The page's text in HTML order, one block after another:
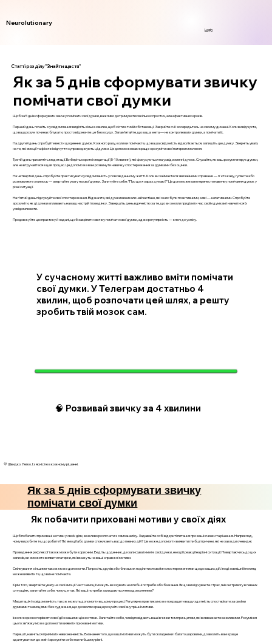
Neurolutionary
Login
Статті розділу "Знайти щастя"
Як за 5 днів сформувати звичку
помічати свої думки
Щоб за 5 днів сформувати звичку помічати свої думки, важливо дотримуватися кількох простих, але ефективних кроків.
Перший день почніть з усвідомлення: виділіть кілька хвилин, щоб сісти в тихій обстановці. Закрийте очі і зосередьтесь на своєму диханні. Коли ви відчуєте,
що ваш розум починає блукати, просто відзначте це без осуду. Запам’ятайте, що ваша мета — не контролювати думки, а помічати їх.
На другий день спробуйте вести щоденник думок. Кожного разу, коли ви помічаєте, що ваша свідомість відволікається, запишіть цю думку. Зверніть увагу
на те, які емоції та фізичні відчуття супроводжують ці думки. Це допоможе вам краще зрозуміти свої патерни мислення.
Третій день присвятіть медитації. Виберіть короткі медитації (5-10 хвилин), які фокусуються на усвідомленні думок. Слухайте, як ваш розум генерує думки,
але не втручайтеся в цей процес. Це допоможе вам розвинути навичку спостереження за думками без оцінки.
На четвертий день спробуйте практикувати усвідомленість у повсякденному житті. Коли ви займаєтеся звичайними справами — п'єте каву, гуляєте або
розмовляєте з кимось — звертайте увагу на свої думки. Запитуйте себе: "Про що я зараз думаю?" Це допоможе вам перенести навичку помічання думок у
різні ситуації.
На п’ятий день підсумуйте свої спостереження. Відзначте, які думки виникали найчастіше, які з них були позитивними, а які — негативними. Спробуйте
зрозуміти, як ці думки впливають на ваш настрій і поведінку. Завершіть день вдячністю за те, що ви змогли приділити час своїм думкам і навчитися їх
усвідомлювати.
Продовжуйте цю практику й надалі, щоб закріпити звичку помічати свої думки, адже регулярність — ключ до успіху.
У сучасному житті важливо вміти помічати
свої думки. У Телеграм достатньо 4
хвилин, щоб розпочати цей шлях, а решту
зробить твій мозок сам.
🧠 Розвивай звичку за 4 хвилини
💛 Швидко. Легко. І з ясністю в кожному рішенні.
Як за 5 днів сформувати звичку
помічати свої думки
Як побачити приховані мотиви у своїх діях
Щоб побачити приховані мотиви у своїх діях, важливо розпочати з самоаналізу. Задавайте собі відкриті питання про ваші вчинки та рішення. Наприклад,
чому ви робите те, що робите? Які емоції або думки спонукають вас до певних дій? Це може допомогти виявити глибші причини, які не завжди очевидні.
Проведення рефлексії також може бути корисним. Ведіть щоденник, де записуватимете свої думки, емоції і реакції на різні ситуації. Повертаючись до цих
записів, ви зможете виявити патерни, які вкажуть на ваші справжні мотиви.
Спілкування з іншими також може допомогти. Попросіть друзів або близьких поділитися своїми спостереженнями щодо ваших дій. Іноді зовнішній погляд
може виявити те, що ви не помічаєте.
Крім того, звертайте увагу на свої емоції. Часто емоції можуть вказувати на глибші потреби або бажання. Якщо ви відчуваєте страх, гнів чи тривогу в певних
ситуаціях, запитайте себе, чому це так. Які ваші потреби залишаються незадоволеними?
Медитація і усвідомленість також можуть допомогти в цьому процесі. Регулярна практика може покращити вашу здатність спостерігати за своїми
думками та емоціями без судження, що дозволяє краще розуміти свої внутрішні мотиви.
Інколи корисно порівняти свої дії з вашими цінностями. Запитайте себе, чи відповідають ваші вчинки тим принципам, які ви вважаєте важливими. Розуміння
цього зв'язку може допомогти виявити приховані мотиви.
Нарешті, навчіться приймати невизначеність. Визнання того, що ваші мотиви можуть бути складними і багатошаровими, дозволить вам краще
адаптуватися до змін і зрозуміти себе на глибшому рівні.